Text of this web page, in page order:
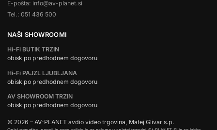
E-pošta: info@av-planet.si
Tel.: 051 436 500
NAŠI SHOWROOMI
Hi-Fi BUTIK TRZIN
obisk po predhodnem dogovoru
Hi-Fi PAJZL LJUBLJANA
obisk po predhodnem dogovoru
AV SHOWROOM TRZIN
obisk po predhodnem dogovoru
© 2026 – AV-PLANET avdio video trgovina, Matej Glivar s.p.